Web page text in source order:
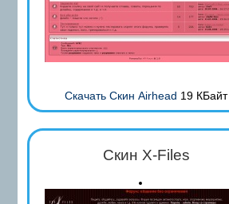
Скачать Скин Airhead 19 КБайт
Скин X-Files